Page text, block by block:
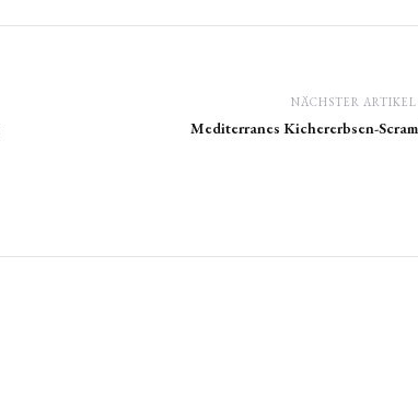
NÄCHSTER ARTIKEL
Mediterranes Kichererbsen-